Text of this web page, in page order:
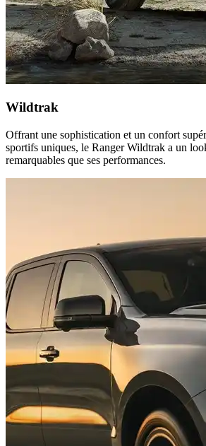
Wildtrak
Offrant une sophistication et un confort
sportifs uniques, le Ranger Wildtrak a un
remarquables que ses performances.